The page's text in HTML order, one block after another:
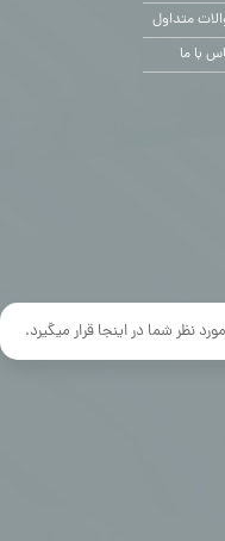
شما در اینجا قرار میگیرد.
متداول
با ما